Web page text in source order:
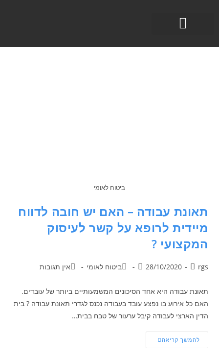
ביטוח לאומי
תאונת עבודה – האם יש חובה לדווח
מיידית לרופא על קשר לעיסוק
המקצועי ?
rgs
28/10/2020 ביטוח לאומי אין תגובות
תאונת עבודה היא אחד הסיכונים המשמעותיים ביותר של עובדים.
האם כל אירוע בו נפצע עובד בעבודה נכנס לגדרי תאונת עבודה ? בית
הדין הארצי לעבודה קיבל ערעור של טבח בבית…
להמשך קריאה